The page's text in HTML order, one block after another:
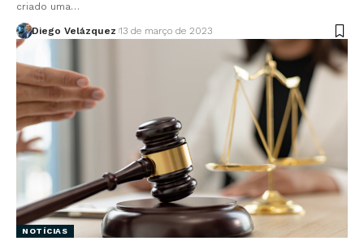
criado uma…
Diego Velázquez 13 de março de 2023
NOTÍCIAS